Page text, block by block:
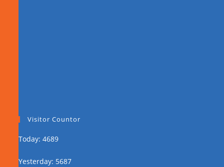
Visitor Countor
Today: 4689
Yesterday: 5687